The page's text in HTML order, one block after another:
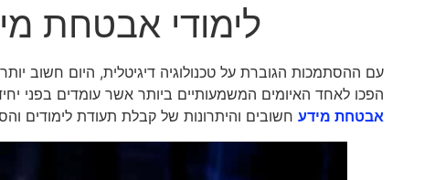
לימודי אבטחת
עם ההסתמכות הגוברת על טכנולוגיה דיגיטלית, היום חשוב
הפכו לאחד האיומים המשמעותיים ביותר אשר עומדים בפני
אבטחת מידע חשובים והיתרונות של קבלת תעודת לימודים